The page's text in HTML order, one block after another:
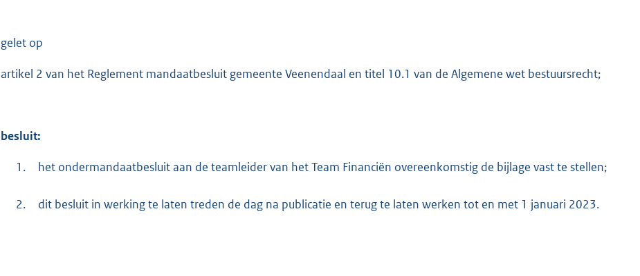
b
gelet op
artikel 2 van het Reglement mandaatbesluit gemeente Veenendaal en titel 10.1 van de Algemene wet bestuursrecht;
besluit:
1. het ondermandaatbesluit aan de teamleider van het Team Financiën overeenkomstig de bijlage vast te stellen;
2. dit besluit in werking te laten treden de dag na publicatie en terug te laten werken tot en met 1 januari 2023.